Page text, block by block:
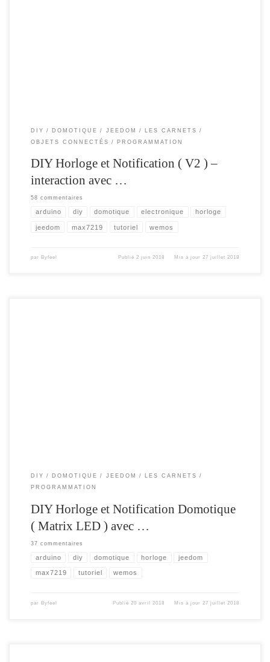
DIY DOMOTIQUE JEEDOM
LES CARNETS
OBJETS CONNECTÉS
PROGRAMMATION
DIY Horloge et Notification ( V2 ) –
interaction avec …
58 commentaires
arduino diy domotique electronique horloge
jeedom max7219 tutoriel wemos
par Byfeel Publié2 juin 2018 Mis à jour27 juillet 2018
DIY DOMOTIQUE JEEDOM
LES CARNETS
PROGRAMMATION
DIY Horloge et Notification Domotique
( Matrix LED ) avec …
37 commentaires
arduino diy domotique horloge jeedom
max7219 tutoriel wemos
par Byfeel Publié20 avril 2018 Mis à jour27 juillet 2018